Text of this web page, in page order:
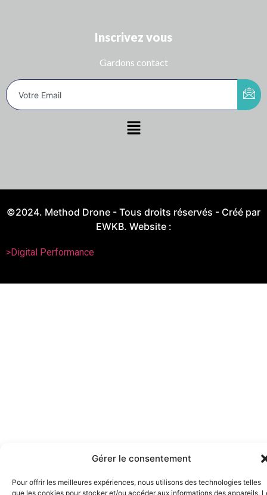
Gérer le consentement
Pour offrir les meilleures expériences, nous utilisons des technologies telles
que les cookies pour stocker et/ou accéder aux informations des appareils.
Inscrivez vous
Gardons contact
©2024. Method Drone - Tous droits réservés - Créé par
EWKB. Website :
>Digital Performance